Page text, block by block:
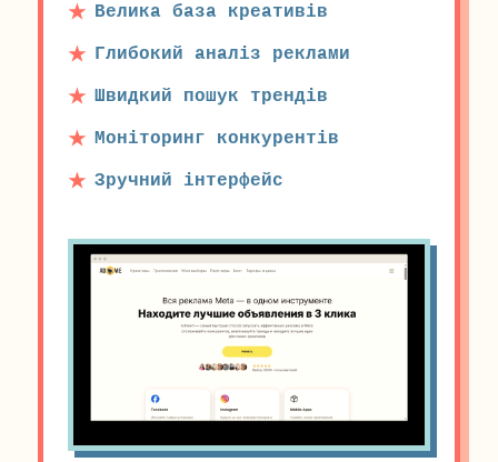
Велика база креативів
Глибокий аналіз реклами
Швидкий пошук трендів
Моніторинг конкурентів
Зручний інтерфейс